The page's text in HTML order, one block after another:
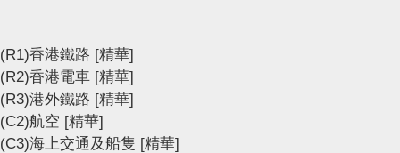
(R1)香港鐵路 [精華]
(R2)香港電車 [精華]
(R3)港外鐵路 [精華]
(C2)航空 [精華]
(C3)海上交通及船隻 [精華]